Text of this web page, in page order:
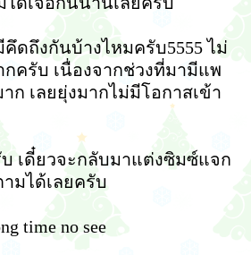
คึดถึงกันบ้างไหมครับ5555 ไม่
กครับ เนื่องจากช่วงที่มามีแพ
ก เลยยุ่งมากไม่มีโอกาสเข้า
เดี๋ยวจะกลับมาแต่งซิมซ์แจก
มได้เลยครับ
time no see